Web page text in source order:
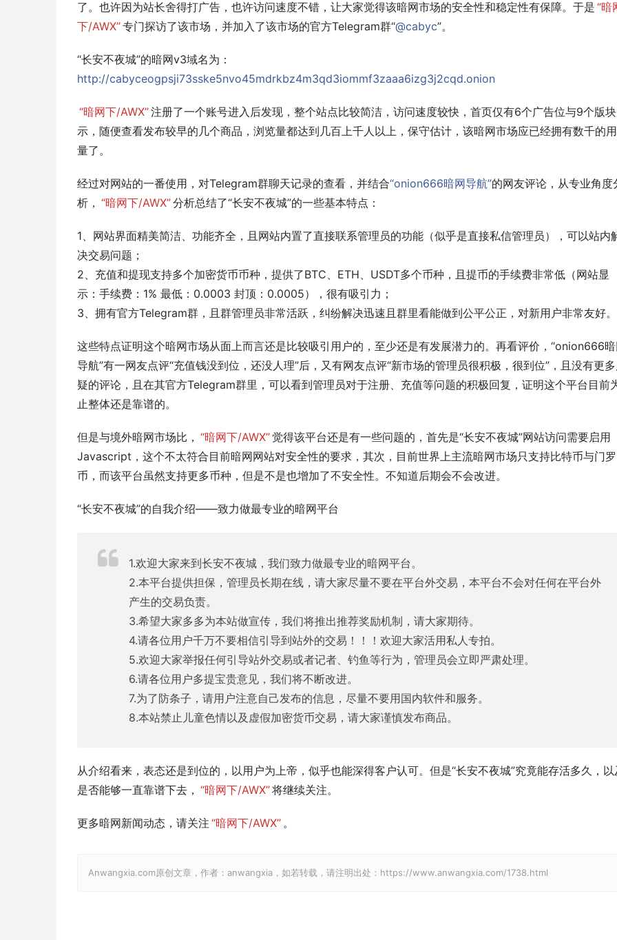
了。也许因为站长舍得打广告，也许访问速度不错，让大家觉得该暗网市场的安全性和稳定性有保障。于是 “暗
下/AWX”专门探访了该市场，并加入了该市场的官方Telegram群“@cabyc”。
“长安不夜城”的暗网v3域名为：
http://cabyceogpsji73sske5nvo45mdrkbz4m3qd3iommf3zaaa6izg3j2cqd.onion
“暗网下/AWX”注册了一个账号进入后发现，整个站点比较简洁，访问速度较快，首页仅有6个广告位与9个版
示，随便查看发布较早的几个商品，浏览量都达到几百上千人以上，保守估计，该暗网市场应已经拥有数千的
量了。
经过对网站的一番使用，对Telegram群聊天记录的查看，并结合“onion666暗网导航”的网友评论，从专业角度
析， “暗网下/AWX”分析总结了“长安不夜城”的一些基本特点：
1、网站界面精美简洁、功能齐全，且网站内置了直接联系管理员的功能（似乎是直接私信管理员），可以站内
决交易问题；
2、充值和提现支持多个加密货币币种，提供了BTC、ETH、USDT多个币种，且提币的手续费非常低（网站显
示：手续费：1% 最低：0.0003 封顶：0.0005），很有吸引力；
3、拥有官方Telegram群，且群管理员非常活跃，纠纷解决迅速且群里看能做到公平公正，对新用户非常友好。
这些特点证明这个暗网市场从面上而言还是比较吸引用户的，至少还是有发展潜力的。再看评价，“onion666
导航”有一网友点评“充值钱没到位，还没人理”后，又有网友点评“新市场的管理员很积极，很到位”，且没有更
疑的评论，且在其官方Telegram群里，可以看到管理员对于注册、充值等问题的积极回复，证明这个平台目前
止整体还是靠谱的。
但是与境外暗网市场比， “暗网下/AWX”觉得该平台还是有一些问题的，首先是“长安不夜城”网站访问需要启用
Javascript，这个不太符合目前暗网网站对安全性的要求，其次，目前世界上主流暗网市场只支持比特币与门罗
币，而该平台虽然支持更多币种，但是不是也增加了不安全性。不知道后期会不会改进。
“长安不夜城”的自我介绍——致力做最专业的暗网平台
1.欢迎大家来到长安不夜城，我们致力做最专业的暗网平台。
2.本平台提供担保，管理员长期在线，请大家尽量不要在平台外交易，本平台不会对任何在平台外
产生的交易负责。
3.希望大家多多为本站做宣传，我们将推出推荐奖励机制，请大家期待。
4.请各位用户千万不要相信引导到站外的交易！！！欢迎大家活用私人专拍。
5.欢迎大家举报任何引导站外交易或者记者、钓鱼等行为，管理员会立即严肃处理。
6.请各位用户多提宝贵意见，我们将不断改进。
7.为了防条子，请用户注意自己发布的信息，尽量不要用国内软件和服务。
8.本站禁止儿童色情以及虚假加密货币交易，请大家谨慎发布商品。
从介绍看来，表态还是到位的，以用户为上帝，似乎也能深得客户认可。但是“长安不夜城”究竟能存活多久，以
是否能够一直靠谱下去， “暗网下/AWX”将继续关注。
更多暗网新闻动态，请关注 “暗网下/AWX” 。
Anwangxia.com原创文章，作者：anwangxia，如若转载，请注明出处：https://www.anwangxia.com/1738.html